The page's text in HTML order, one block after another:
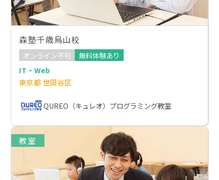
森塾千歳烏山校
オンライン不可
無料体験あり
IT・Web
東京都 世田谷区
QUREO（キュレオ）プログラミング教室
教室